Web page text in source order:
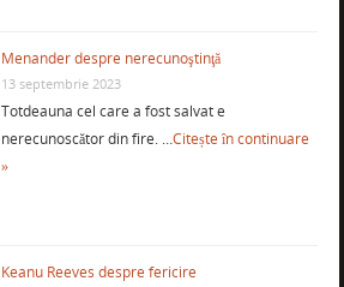
Menander despre nerecunoştinţă
13 septembrie 2023
Totdeauna cel care a fost salvat e
nerecunoscător din fire. …Citește în continuare
»
Keanu Reeves despre fericire